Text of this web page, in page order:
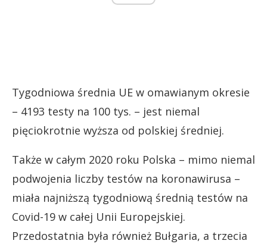
Tygodniowa średnia UE w omawianym okresie
– 4193 testy na 100 tys. – jest niemal
pięciokrotnie wyższa od polskiej średniej.
Także w całym 2020 roku Polska – mimo niemal
podwojenia liczby testów na koronawirusa –
miała najniższą tygodniową średnią testów na
Covid-19 w całej Unii Europejskiej.
Przedostatnia była również Bułgaria, a trzecia